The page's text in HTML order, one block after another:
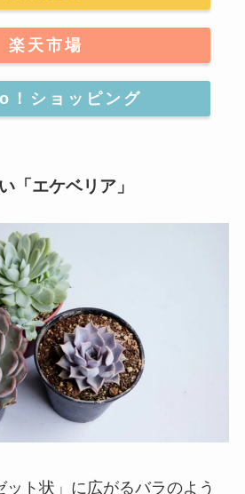
楽天市場
！ショッピング
「エケベリア」
ット状」に広がるバラのよう